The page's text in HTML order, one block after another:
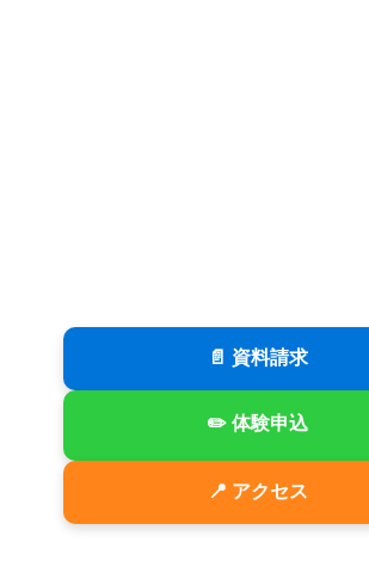
📄 資料請求
✏️ 体験申込
📍 アクセス